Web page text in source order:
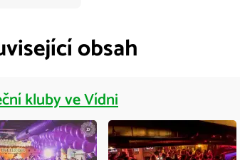
obsah
kluby ve Vídni